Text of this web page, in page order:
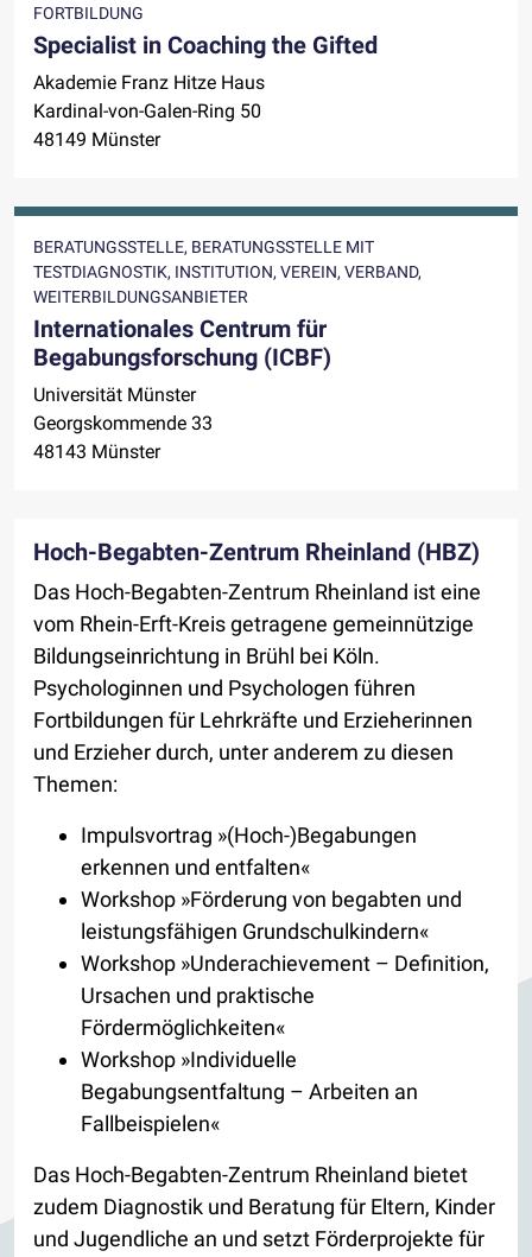
FORTBILDUNG
Specialist in Coaching the Gifted
Akademie Franz Hitze Haus
Kardinal-von-Galen-Ring 50
48149 Münster
BERATUNGSSTELLE, BERATUNGSSTELLE MIT
TESTDIAGNOSTIK, INSTITUTION, VEREIN, VERBAND,
WEITERBILDUNGSANBIETER
Internationales Centrum für
Begabungsforschung (ICBF)
Universität Münster
Georgskommende 33
48143 Münster
Hoch-Begabten-Zentrum Rheinland (HBZ)
Das Hoch-Begabten-Zentrum Rheinland ist eine
vom Rhein-Erft-Kreis getragene gemeinnützige
Bildungseinrichtung in Brühl bei Köln.
Psychologinnen und Psychologen führen
Fortbildungen für Lehrkräfte und Erzieherinnen
und Erzieher durch, unter anderem zu diesen
Themen:
Impulsvortrag »(Hoch-)Begabungen
erkennen und entfalten«
Workshop »Förderung von begabten und
leistungsfähigen Grundschulkindern«
Workshop »Underachievement – Definition,
Ursachen und praktische
Fördermöglichkeiten«
Workshop »Individuelle
Begabungsentfaltung – Arbeiten an
Fallbeispielen«
Das Hoch-Begabten-Zentrum Rheinland bietet
zudem Diagnostik und Beratung für Eltern, Kinder
und Jugendliche an und setzt Förderprojekte für